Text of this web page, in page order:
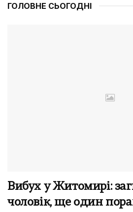
ГОЛОВНЕ СЬОГОДНІ
Вибух у Житомирі:
чоловік, ще один